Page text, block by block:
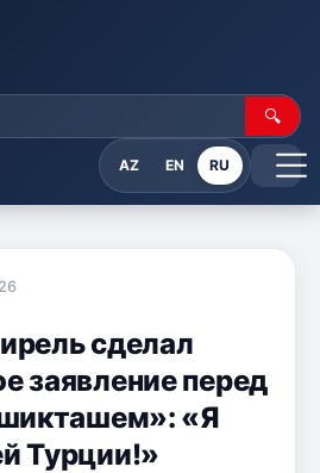
🔍
AZ EN RU
сделал
заявление перед
«Я
Турции!»